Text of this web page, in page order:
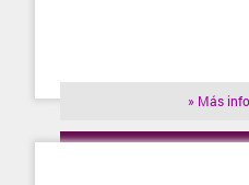
» Más info